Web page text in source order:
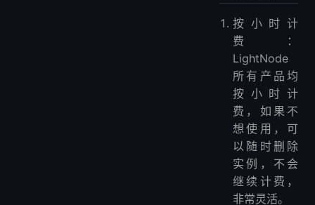
按小时计
费：
LightNode
所有产品均
按小时计
费，如果不
想使用，可
以随时删除
实例，不会
继续计费，
非常灵活。